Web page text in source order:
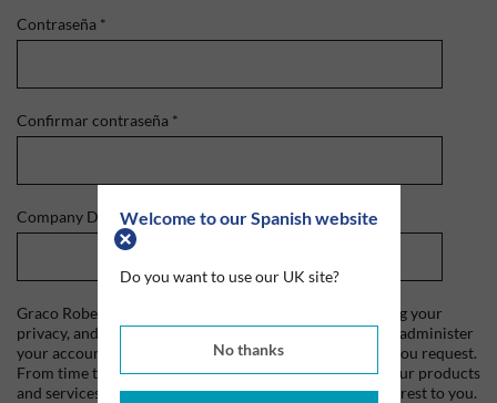
Welcome to our Spanish website
Do you want to use our UK site?
No thanks
Contraseña *
Confirmar contraseña *
Company Domain*
Graco Roberts is committed to protecting and respecting your
privacy, and we'll only use your personal information to administer
your account and to provide the products and services you request.
From time to time, we would like to contact you about our products
and services, as well as other content that may be of interest to you.